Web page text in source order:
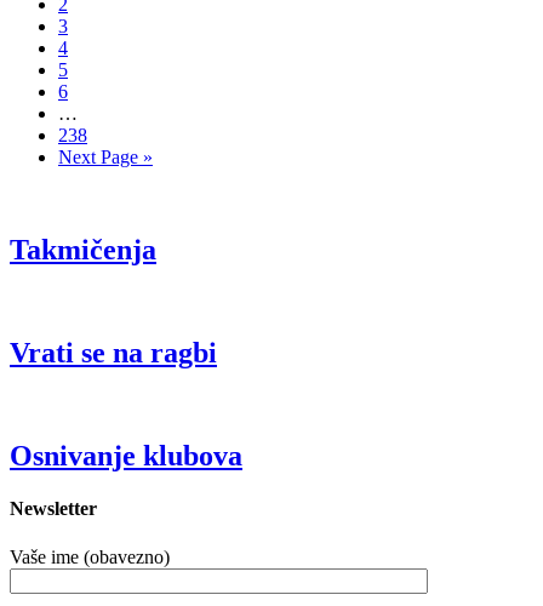
2
3
4
5
6
…
238
Next Page »
Takmičenja
Vrati se na ragbi
Osnivanje klubova
Newsletter
Vaše ime (obavezno)